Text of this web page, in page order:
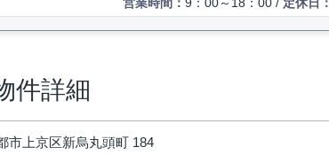
件詳細
市上京区新烏丸頭町 184